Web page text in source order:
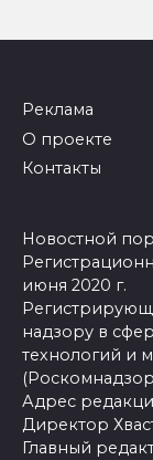
Реклама
О проекте
Контакты
Новостной
июня 2020 г.
надзору в
технологий и
Адрес
Директор
Главный